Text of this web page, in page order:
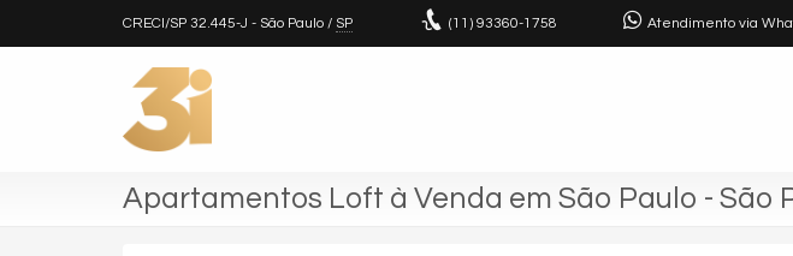
CRECI/SP 32.445-J - São Paulo / SP (11) 93360-1758 Atendimento via
Apartamentos Loft à Venda em São Paulo - São